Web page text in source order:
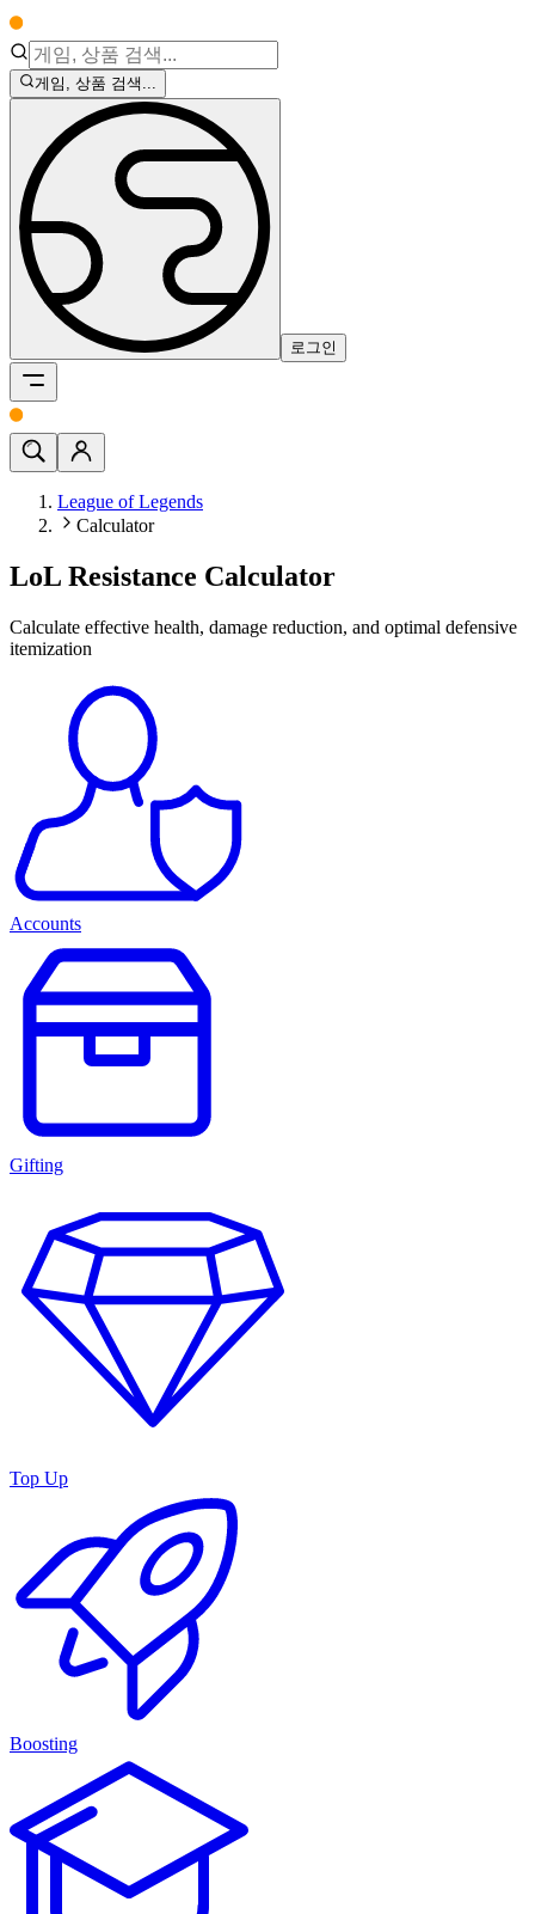
게임, 상품 검색...
로그인
League of Legends
Calculator
LoL Resistance Calculator
Calculate effective health, damage reduction, and optimal defensive
itemization
Accounts
Gifting
Top Up
Boosting